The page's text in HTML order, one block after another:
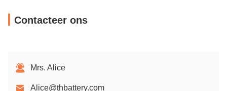
Contacteer ons
Mrs. Alice
Alice@thbattery.com